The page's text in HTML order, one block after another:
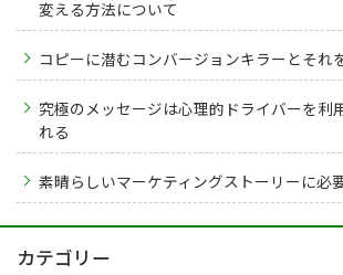
変える方法について
コピーに潜むコンバージョンキラーとそれ
究極のメッセージは心理的ドライバーを利
れる
素晴らしいマーケティングストーリーに必
カテゴリー